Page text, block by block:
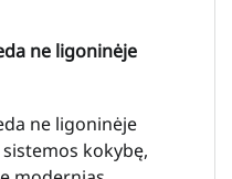
ne ligoninėje
ne ligoninėje
kokybę,